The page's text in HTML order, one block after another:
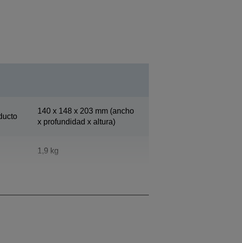
140‎ x 148 x 203 mm (ancho
x profundidad x altura)
1,9 kg